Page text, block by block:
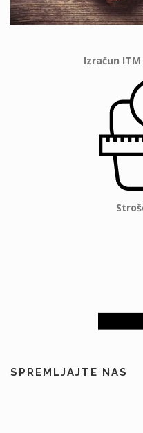
Izračun
SPREMLJAJTE NAS